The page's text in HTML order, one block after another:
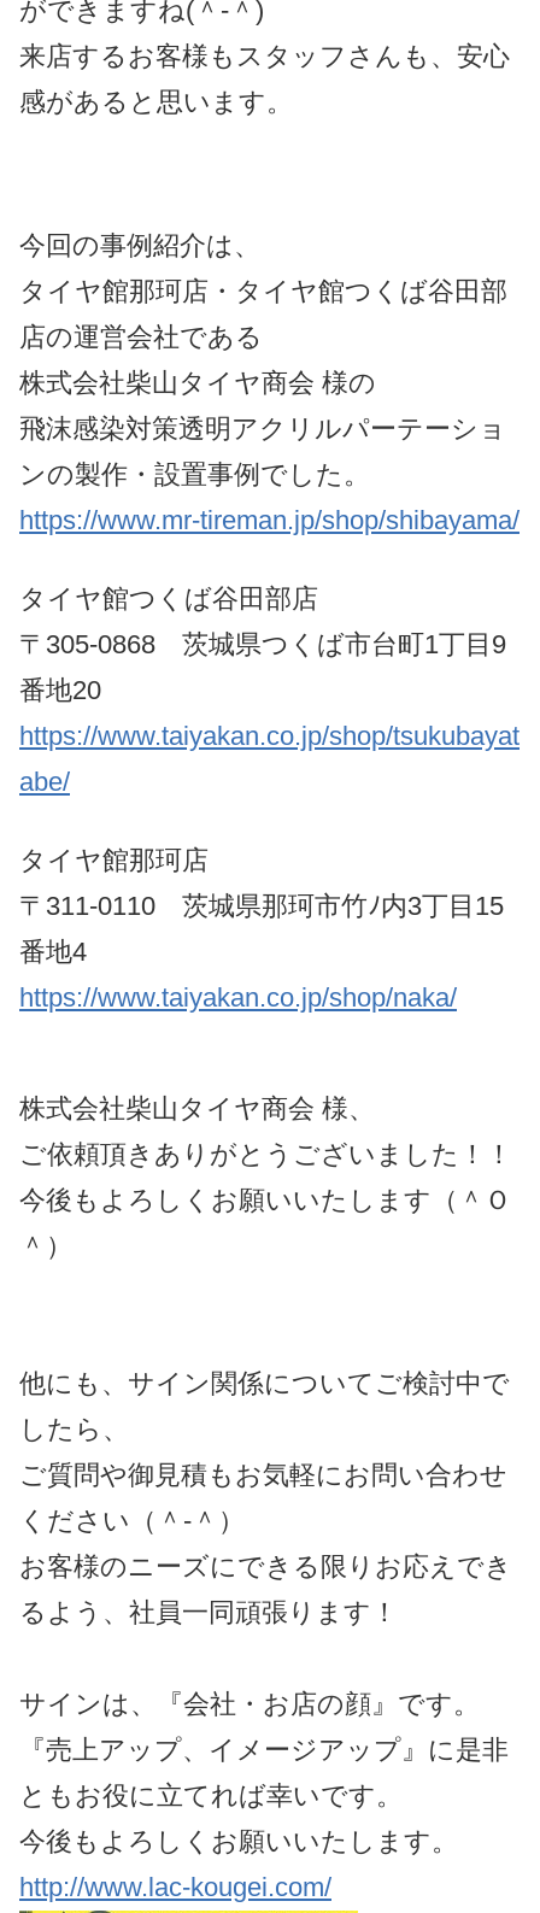
ができますね(＾-＾)
来店するお客様もスタッフさんも、安心
感があると思います。
今回の事例紹介は、
タイヤ館那珂店・タイヤ館つくば谷田部
店の運営会社である
株式会社柴山タイヤ商会 様の
飛沫感染対策透明アクリルパーテーショ
ンの製作・設置事例でした。
https://www.mr-tireman.jp/shop/shibayama/
タイヤ館つくば谷田部店
〒305-0868 茨城県つくば市台町1丁目9
番地20
https://www.taiyakan.co.jp/shop/tsukubayat
abe/
タイヤ館那珂店
〒311-0110 茨城県那珂市竹ﾉ内3丁目15
番地4
https://www.taiyakan.co.jp/shop/naka/
株式会社柴山タイヤ商会 様、
ご依頼頂きありがとうございました！！
今後もよろしくお願いいたします（＾Ｏ
＾）
他にも、サイン関係についてご検討中で
したら、
ご質問や御見積もお気軽にお問い合わせ
ください（＾-＾）
お客様のニーズにできる限りお応えでき
るよう、社員一同頑張ります！
サインは、『会社・お店の顔』です。
『売上アップ、イメージアップ』に是非
ともお役に立てれば幸いです。
今後もよろしくお願いいたします。
http://www.lac-kougei.com/